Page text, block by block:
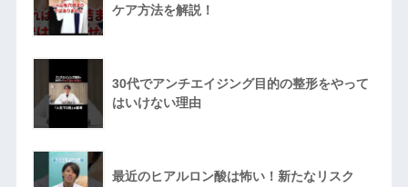
ケア方法を解説！
30代でアンチエイジング目的の整形をやって
はいけない理由
最近のヒアルロン酸は怖い！新たなリスク